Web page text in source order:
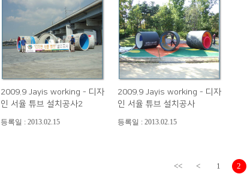
2009.9 Jayis working - 디자
인 서율 튜브 설치공사2
등록일 : 2013.02.15
2009.9 Jayis working - 디자
인 서율 튜브 설치공사
등록일 : 2013.02.15
<< < 1 2